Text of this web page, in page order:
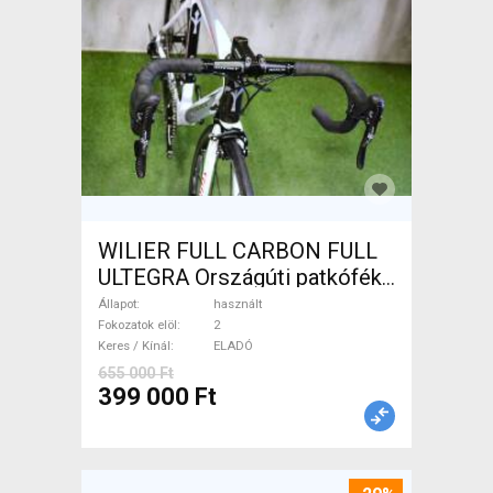
WILIER FULL CARBON FULL
ULTEGRA Országúti patkófék
használt ELADÓ
Állapot
használt
Fokozatok elöl
2
Keres / Kínál
ELADÓ
655 000 Ft
399 000 Ft